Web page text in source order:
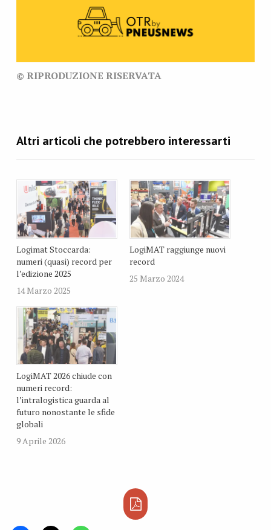
© RIPRODUZIONE RISERVATA
Logimat Stoccarda:
numeri (quasi) record per
l’edizione 2025
14 Marzo 2025
LogiMAT raggiunge nuovi
record
25 Marzo 2024
LogiMAT 2026 chiude con
numeri record:
l’intralogistica guarda al
futuro nonostante le sfide
globali
9 Aprile 2026